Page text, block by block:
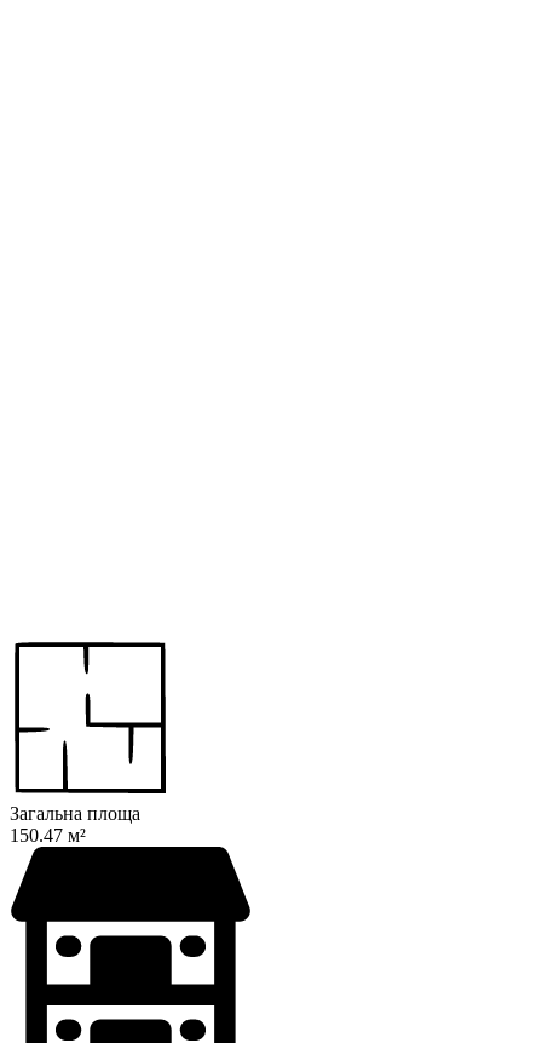
Загальна площа
150.47 м²